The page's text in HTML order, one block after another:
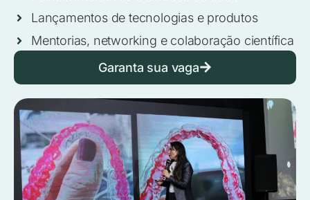
Lançamentos de tecnologias e produtos
Mentorias, networking e colaboração científica
Garanta sua vaga